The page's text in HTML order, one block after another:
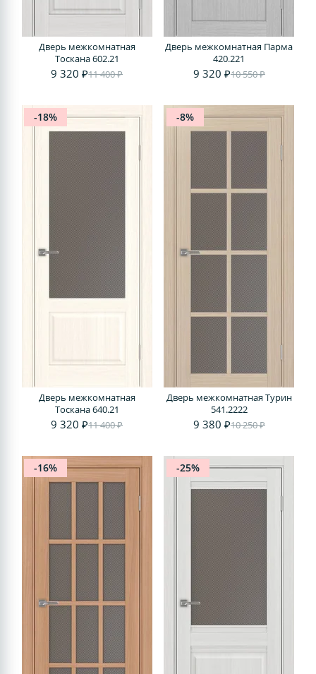
Дверь межкомнатная
Тоскана 602.21
9 320 ₽11 400 ₽
Дверь межкомнатная Парма
420.221
9 320 ₽10 550 ₽
-18%
Дверь межкомнатная
Тоскана 640.21
9 320 ₽11 400 ₽
-8%
Дверь межкомнатная Турин
541.2222
9 380 ₽10 250 ₽
-16% -25%